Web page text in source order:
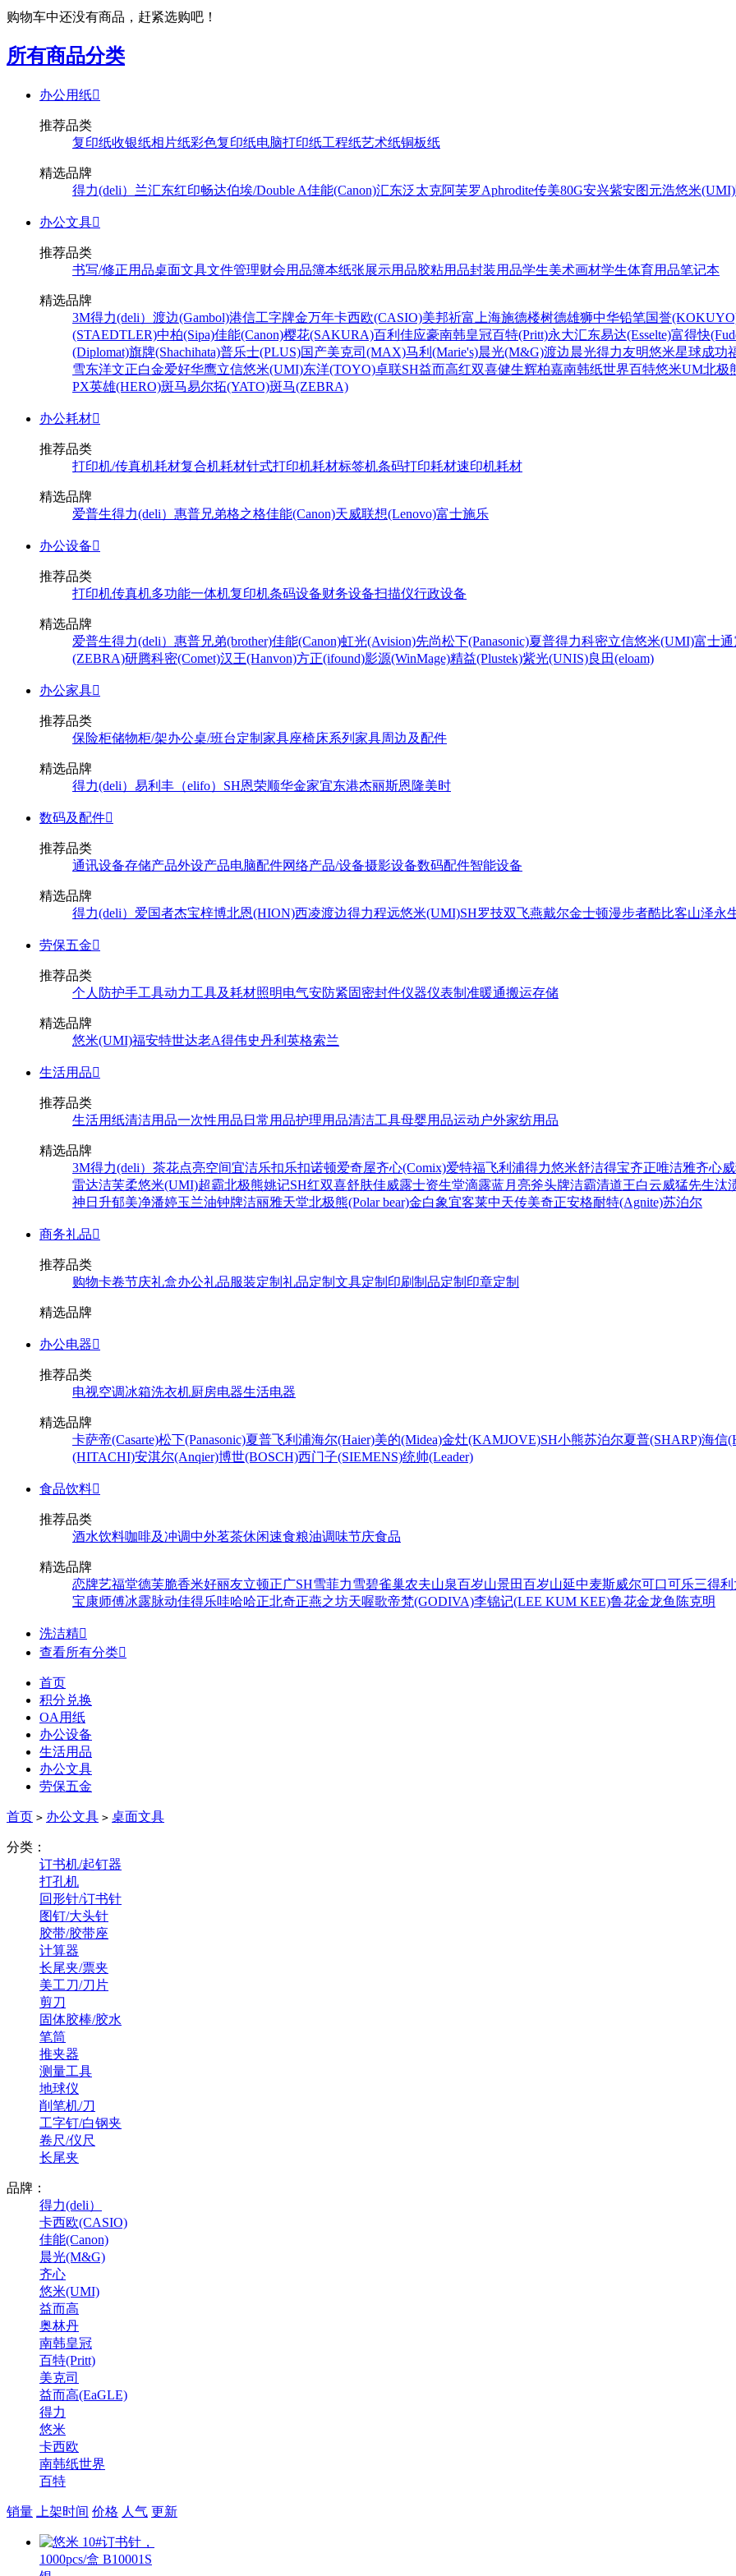
购物车中还没有商品，赶紧选购吧！
所有商品分类
办公用纸
推荐品类
复印纸收银纸相片纸彩色复印纸电脑打印纸工程纸艺术纸铜板纸
精选品牌
得力(deli） 兰汇东红印畅达伯埃/Double A佳能(Canon)汇东泛太克阿芙罗Aphrodite传美80G安兴紫安图元浩悠米(UMI)
办公文具
推荐品类
书写/修正用品桌面文具文件管理财会用品簿本纸张展示用品胶粘用品封装用品学生美术画材学生体育用品笔记本
精选品牌
3M得力(deli） 渡边(Gambol)港信工字牌金万年卡西欧(CASIO)美邦祈富 上海施德楼树德雄狮中华铅笔国誉
(STAEDTLER)中柏(Sipa)佳能(Canon)樱花(SAKURA)百利佳应豪南韩皇冠百特(Pritt)永大汇东易达(Esselte)富得快
(Diplomat)旗牌(Shachihata)普乐士(PLUS)国产美克司(MAX)马利(Marie's)晨光(M&G)渡边 晨光得力友明悠米星球成功
雪东洋文正白金爱好华鹰立信悠米(UMI)东洋(TOYO)卓联SH益而高红双喜健生辉柏嘉南韩纸世界百特悠米UM北极
PX英雄(HERO)斑马易尔拓(YATO)斑马(ZEBRA)
办公耗材
推荐品类
打印机/传真机耗材复合机耗材针式打印机耗材标签机条码打印耗材速印机耗材
精选品牌
爱普生得力(deli） 惠普兄弟格之格佳能(Canon)天威联想(Lenovo)富士施乐
办公设备
推荐品类
打印机传真机多功能一体机复印机条码设备财务设备扫描仪行政设备
精选品牌
爱普生得力(deli） 惠普兄弟(brother)佳能(Canon)虹光(Avision)先尚松下(Panasonic)夏普得力科密立信悠米(UMI)富士通
(ZEBRA)研腾科密(Comet)汉王(Hanvon)方正(ifound)影源(WinMage)精益(Plustek)紫光(UNIS)良田(eloam)
办公家具
推荐品类
保险柜储物柜/架办公桌/班台定制家具座椅床系列 家具周边及配件
精选品牌
得力(deli） 易利丰（elifo） SH恩荣顺华金家宜东港杰丽斯恩隆美时
数码及配件
推荐品类
通讯设备存储产品外设产品电脑配件网络产品/设备摄影设备数码配件智能设备
精选品牌
得力(deli） 爱国者杰宝梓博北恩(HION)西凌渡边得力程远悠米(UMI)SH罗技双飞燕戴尔金士顿漫步者酷比客山泽永
劳保五金
推荐品类
个人防护手工具动力工具及耗材照明电气安防紧固密封件仪器仪表制准暖通搬运存储
精选品牌
悠米(UMI)福安特世达老A得伟史丹利 英格索兰
生活用品
推荐品类
生活用纸清洁用品一次性用品 日常用品护理用品清洁工具母婴用品运动户外家纺用品
精选品牌
3M得力(deli） 茶花点亮空间宜洁乐扣乐扣诺顿爱奇屋齐心(Comix)爱特福飞利浦得力悠米舒洁得宝齐正唯洁雅齐心
雷达洁芙柔悠米(UMI)超霸北极熊姚记SH红双喜舒肤佳威露士资生堂滴露蓝月亮斧头牌洁霸清道王白云威猛先生汰
神 日升郁美净潘婷玉兰油钟牌洁丽雅天堂北极熊(Polar bear)金白象宜客莱中天传美奇正安格耐特(Agnite)苏泊尔
商务礼品
推荐品类
购物卡卷节庆礼盒办公礼品服装定制 礼品定制 文具定制 印刷制品定制 印章定制
精选品牌
办公电器
推荐品类
电视空调冰箱洗衣机厨房电器生活电器
精选品牌
卡萨帝(Casarte)松下(Panasonic)夏普飞利浦海尔(Haier)美的(Midea)金灶(KAMJOVE)SH小熊苏泊尔夏普(SHARP)海信
(HITACHI)安淇尔(Anqier)博世(BOSCH)西门子(SIEMENS)统帅(Leader)
食品饮料
推荐品类
酒水饮料咖啡及冲调中外茗茶休闲速食粮油调味节庆食品
精选品牌
恋牌艺福堂德芙脆香米好丽友立顿正广SH雪菲力雪碧雀巢农夫山泉百岁山景田百岁山延中麦斯威尔可口可乐三得利
宝康师傅冰露脉动佳得乐哇哈哈正北奇正燕之坊天喔歌帝梵(GODIVA)李锦记(LEE KUM KEE)鲁花金龙鱼 陈克明
洗洁精
查看所有分类
首页
积分兑换
OA用纸
办公设备
生活用品
办公文具
劳保五金
首页 > 办公文具 > 桌面文具
分类：
订书机/起钉器
打孔机
回形针/订书针
图钉/大头针
胶带/胶带座
计算器
长尾夹/票夹
美工刀/刀片
剪刀
固体胶棒/胶水
笔筒
推夹器
测量工具
地球仪
削笔机/刀
工字钉/白钢夹
卷尺/仪尺
长尾夹
品牌：
得力(deli）
卡西欧(CASIO)
佳能(Canon)
晨光(M&G)
齐心
悠米(UMI)
益而高
奥林丹
南韩皇冠
百特(Pritt)
美克司
益而高(EaGLE)
得力
悠米
卡西欧
南韩纸世界
百特
销量 上架时间 价格 人气 更新